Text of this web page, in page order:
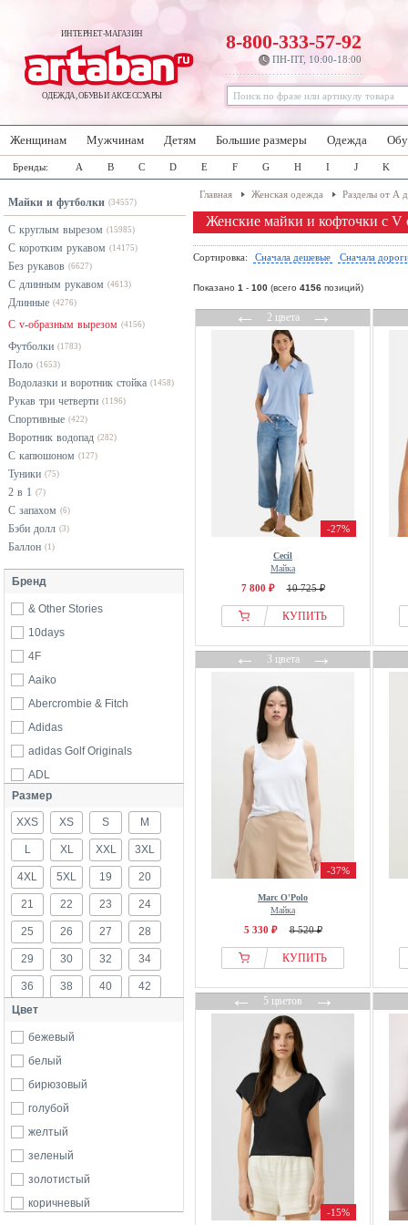
ИНТЕРНЕТ-МАГАЗИН
ОДЕЖДА, ОБУВЬ И АКСЕССУАРЫ
8-800-333-57-92
ПН-ПТ, 10:00-18:00
Женщинам Мужчинам Детям Большие размеры Одежда
Бренды: A B C D E F G H I J K
Майки и футболки (34557)
С круглым вырезом (15985)
С коротким рукавом (14175)
Без рукавов (6627)
С длинным рукавом (4613)
Длинные (4276)
С v-образным вырезом (4156)
Футболки (1783)
Поло (1653)
Водолазки и воротник стойка (1458)
Рукав три четверти (1196)
Спортивные (422)
Воротник водопад (282)
С капюшоном (127)
Туники (75)
2 в 1 (7)
С запахом (6)
Бэби долл (3)
Баллон (1)
Бренд
& Other Stories
10days
4F
Aaiko
Abercrombie & Fitch
Adidas
adidas Golf Originals
ADL
Adolfo Dominguez
Adrianna Papell
AERON
Aigle
aim’n®
AJC
Alife And Kickin
AllSaints
America Today
American Vintage
Ana Alcazar
Angel Of Style
Aniston
Anna Field
Another Cotton Lab
Antoine et Lili
Apart
Apricot
Размер
XXS XS S M
L XL XXL 3XL
4XL 5XL 19 20
21 22 23 24
25 26 27 28
29 30 32 34
36 38 40 42
44
52 54
60 б/р
Цвет
бежевый
белый
бирюзовый
голубой
желтый
зеленый
золотистый
коричневый
Главная Женская одежда Разделы от А
Женские майки и кофточки с V
Сортировка: Сначала дешевые Сначала
Показано 1 - 100 (всего 4156 позиций)
←2 цвета→
-27%
Cecil
Майка
7 800 ₽ 10 725 ₽
КУПИТЬ
←3 цвета→
-37%
Marc O'Polo
Майка
5 330 ₽ 8 520 ₽
КУПИТЬ
←5 цветов→
-15%